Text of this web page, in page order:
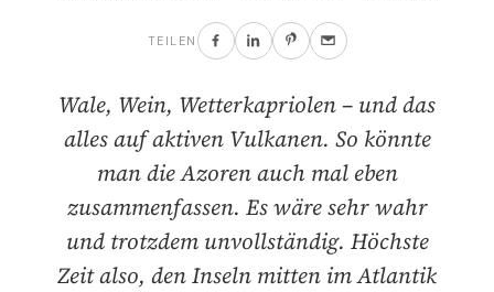
TEILEN
Wale, Wein, Wetterkapriolen – und das
alles auf aktiven Vulkanen. So könnte
man die Azoren auch mal eben
zusammenfassen. Es wäre sehr wahr
und trotzdem unvollständig. Höchste
Zeit also, den Inseln mitten im Atlantik